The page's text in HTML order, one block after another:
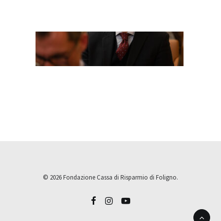
© 2026 Fondazione Cassa di Risparmio di Foligno.